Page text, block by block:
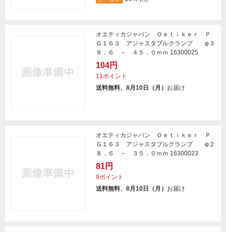
オエティカジャパン Ｏｅｔｉｋｅｒ Ｐ
Ｇ１６３ アジャスタブルクランプ φ３
８．６ － ４５．０ｍｍ 16300025
104円
11ポイント
送料無料、8月10日（月） お届け
オエティカジャパン Ｏｅｔｉｋｅｒ Ｐ
Ｇ１６３ アジャスタブルクランプ φ２
８．６ － ３５．０ｍｍ 16300023
81円
9ポイント
送料無料、8月10日（月） お届け